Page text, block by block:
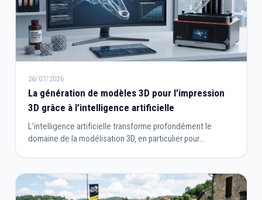
26/07/2026
La génération de modèles 3D pour l’impression
3D grâce à l’intelligence artificielle
L’intelligence artificielle transforme profondément le
domaine de la modélisation 3D, en particulier pour
longues heures de travail, l’IA permet aujourd’hui de
générer, optimiser et adapter des objets en quelques clics.